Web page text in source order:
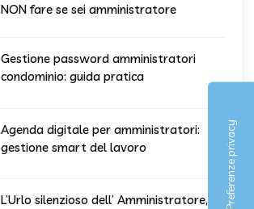
NON fare se sei amministratore
Gestione password amministratori
condominio: guida pratica
Agenda digitale per amministratori:
gestione smart del lavoro
L’Urlo silenzioso dell’ Amministratore,